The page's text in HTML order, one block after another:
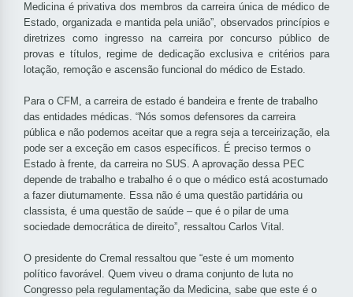
Medicina é privativa dos membros da carreira única de médico de
Estado, organizada e mantida pela união”, observados princípios e
diretrizes como ingresso na carreira por concurso público de
provas e títulos, regime de dedicação exclusiva e critérios para
lotação, remoção e ascensão funcional do médico de Estado.
Para o CFM, a carreira de estado é bandeira e frente de trabalho
das entidades médicas. “Nós somos defensores da carreira
pública e não podemos aceitar que a regra seja a terceirização, ela
pode ser a exceção em casos específicos. É preciso termos o
Estado à frente, da carreira no SUS. A aprovação dessa PEC
depende de trabalho e trabalho é o que o médico está acostumado
a fazer diuturnamente. Essa não é uma questão partidária ou
classista, é uma questão de saúde – que é o pilar de uma
sociedade democrática de direito”, ressaltou Carlos Vital.
O presidente do Cremal ressaltou que “este é um momento
político favorável. Quem viveu o drama conjunto de luta no
Congresso pela regulamentação da Medicina, sabe que este é o